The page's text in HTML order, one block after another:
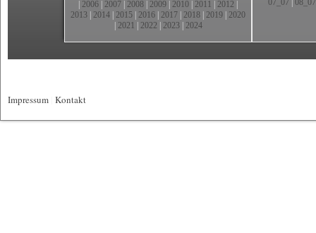
2006 2007 2008 2009 2010 2011 2012
2013 2014 2015 2016 2017 2018 2019 2020
2021 2022 2023| 2024
07_07 08_07
Impressum Kontakt